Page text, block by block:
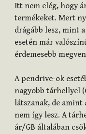
Itt nem elég, hogy
termékeket. Mert
drágább lesz, mint
esetén már
érdemesebb
A pendrive-ok
nagyobb tárhellyel
látszanak, de amint
nem így lesz. A
ár/GB általában